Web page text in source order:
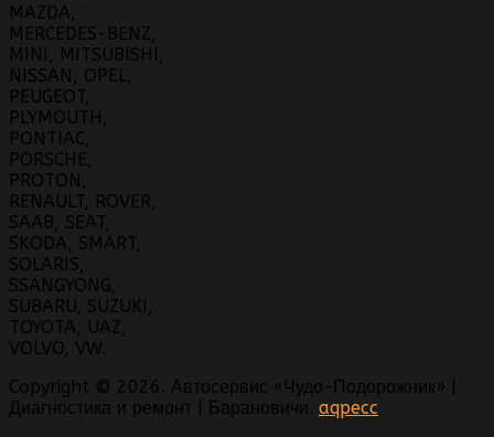
MAZDA,
MERCEDES-BENZ,
MINI, MITSUBISHI,
NISSAN, OPEL,
PEUGEOT,
PLYMOUTH,
PONTIAC,
PORSCHE,
PROTON,
RENAULT, ROVER,
SAAB, SEAT,
SKODA, SMART,
SOLARIS,
SSANGYONG,
SUBARU, SUZUKI,
TOYOTA, UAZ,
VOLVO, VW.
Copyright © 2026. Автосервис «Чудо-Подорожник» |
Диагностика и ремонт | Барановичи. aqpecc